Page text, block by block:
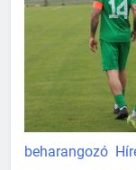
beharangozó